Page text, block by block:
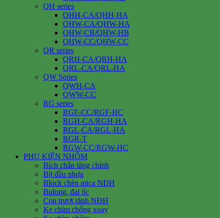
QH series
QHH-CA/QHH-HA
QHW-CA/QHW-HA
QHW-CB/QHW-HB
QHW-CC/QHW-CC
QR series
QRH-CA/QRH-HA
QRL-CA/QRL-HA
QW Series
QWH-CA
QWW-CC
RG series
RGF-CC/RGF-HC
RGH-CA/RGH-HA
RGL-CA/RGL-HA
RGR-T
RGW-CC/RGW-HC
PHỤ KIỆN NHÔM
Bích chân tăng chỉnh
Bịt đầu nhựa
Block chèn mica NĐH
Bulong, đai ốc
Con trượt rãnh NĐH
Ke chìm chống xoay